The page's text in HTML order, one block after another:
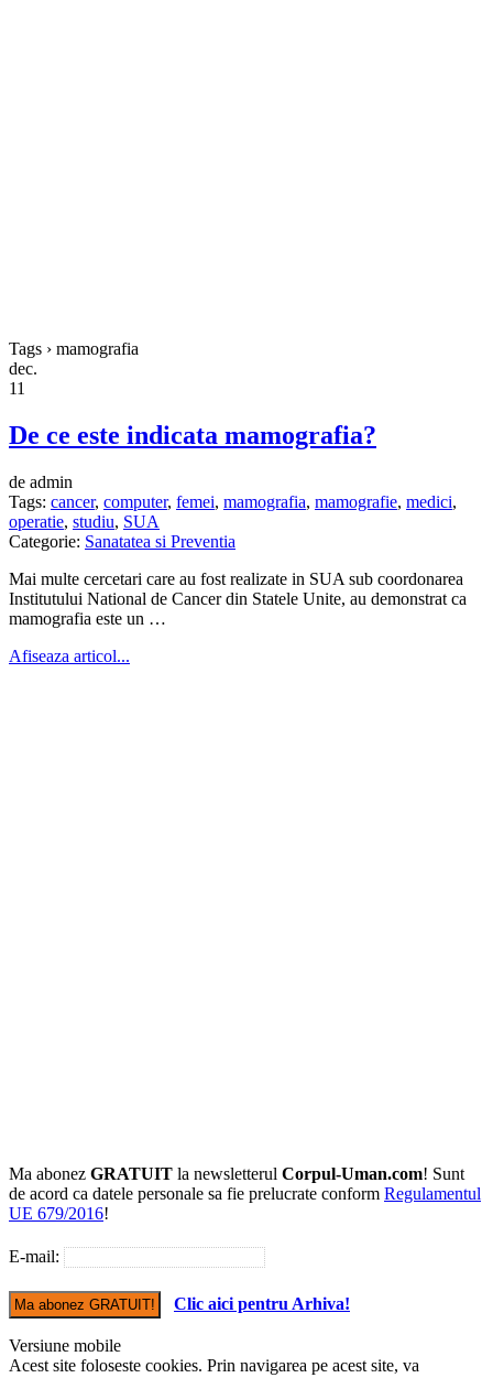
Tags › mamografia
dec.
11
De ce este indicata mamografia?
de admin
Tags: cancer, computer, femei, mamografia, mamografie, medici,
operatie, studiu, SUA
Categorie: Sanatatea si Preventia
Mai multe cercetari care au fost realizate in SUA sub coordonarea
Institutului National de Cancer din Statele Unite, au demonstrat ca
mamografia este un …
Afiseaza articol...
Ma abonez GRATUIT la newsletterul Corpul-Uman.com! Sunt
de acord ca datele personale sa fie prelucrate conform Regulamentul
UE 679/2016!
E-mail:
Clic aici pentru Arhiva!
Versiune mobile
Acest site foloseste cookies. Prin navigarea pe acest site, va